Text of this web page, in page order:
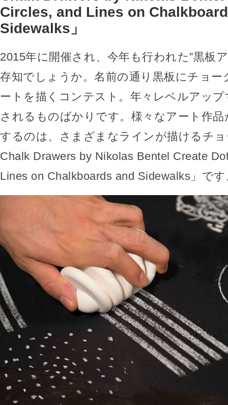
Circles, and Lines on
Sidewalks」
2015年に開催され、今年も行われた”黒板
存知でしょうか。名前の通り黒板にチョ
ートを描くコンテスト。年々レベルアッ
されるものばかりです。様々なアート作
するのは、さまざまなラインが描けるチ
Chalk Drawers by Nikolas Bentel Create
Lines on Chalkboards and Sidewalks」です